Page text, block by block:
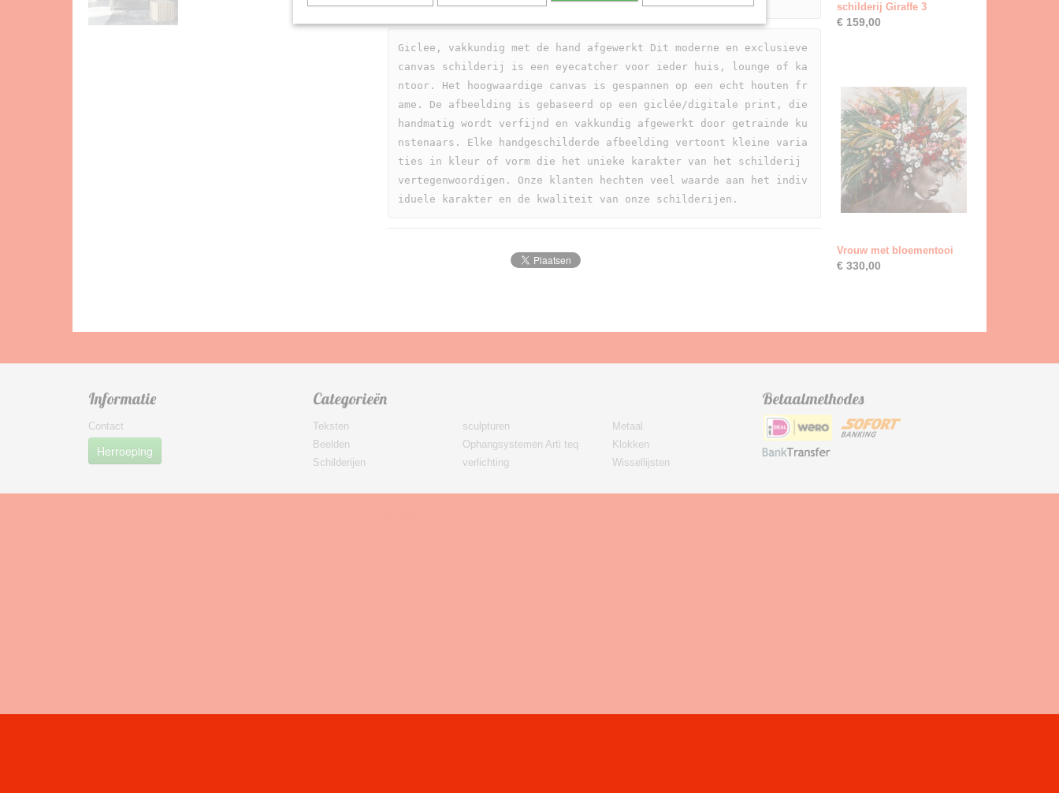
Giclee, vakkundig met de hand afgewerkt Dit moderne en exclusieve
canvas schilderij is een eyecatcher voor ieder huis, lounge of ka
ntoor. Het hoogwaardige canvas is gespannen op een echt houten fr
ame. De afbeelding is gebaseerd op een giclée/digitale print, die
handmatig wordt verfijnd en vakkundig afgewerkt door getrainde ku
nstenaars. Elke handgeschilderde afbeelding vertoont kleine varia
ties in kleur of vorm die het unieke karakter van het schilderij
vertegenwoordigen. Onze klanten hechten veel waarde aan het indiv
iduele karakter en de kwaliteit van onze schilderijen.
schilderij Giraffe 3
€ 159,00
Vrouw met bloementooi
€ 330,00
Informatie
Contact
Herroeping
Categorieën
Teksten
Beelden
Schilderijen
sculpturen
Ophangsystemen Arti teq
verlichting
Metaal
Klokken
Wissellijsten
Betaalmethodes